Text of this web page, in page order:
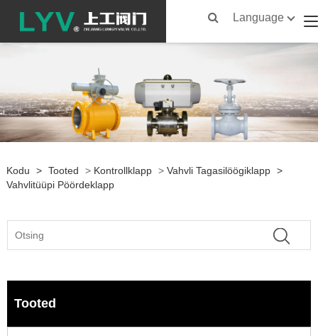
Language
Kodu > Tooted > Kontrollklapp > Vahvli Tagasilöögiklapp >
Vahvlitüüpi Pöördeklapp
Tooted